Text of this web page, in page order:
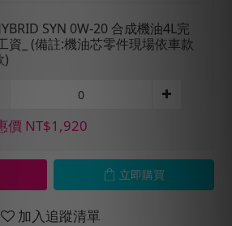
SYN 0W-20 合成機油4L完
資_ (備註:機油芯零件現場依車款
)
價 NT$1,920
立即購買
加入追蹤清單